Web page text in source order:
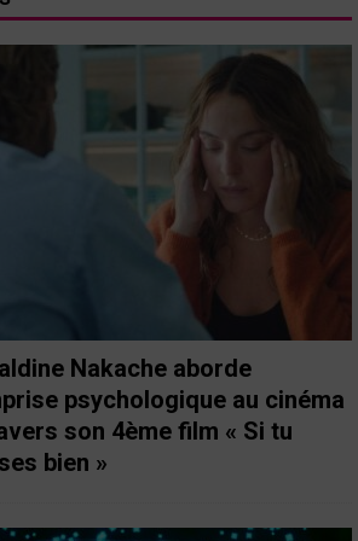
Nakache aborde
psychologique au cinéma
son 4ème film « Si tu
bien »